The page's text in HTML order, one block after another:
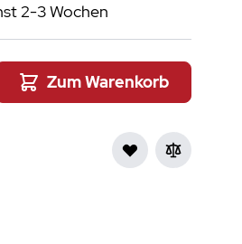
2-3 Wochen
Zum Warenkorb